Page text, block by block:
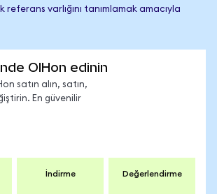
referans varlığını tanımlamak amacıyla
OIHon edinin
satın alın, satın,
En güvenilir
İndirme Değerlendirme